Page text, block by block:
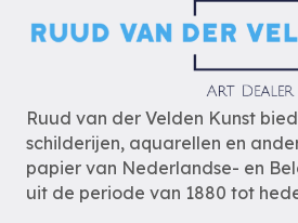
Ruud van der Velden Kunst
schilderijen, aquarellen en
papier van Nederlandse- en
uit de periode van 1880 tot